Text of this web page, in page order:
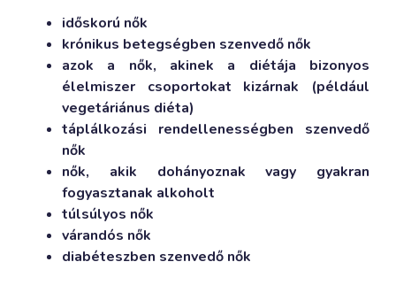
időskorú nők
krónikus betegségben szenvedő nők
azok a nők, akinek a diétája bizonyos
élelmiszer csoportokat kizárnak (például
vegetáriánus diéta)
táplálkozási rendellenességben szenvedő
nők
nők, akik dohányoznak vagy gyakran
fogyasztanak alkoholt
túlsúlyos nők
várandós nők
diabéteszben szenvedő nők